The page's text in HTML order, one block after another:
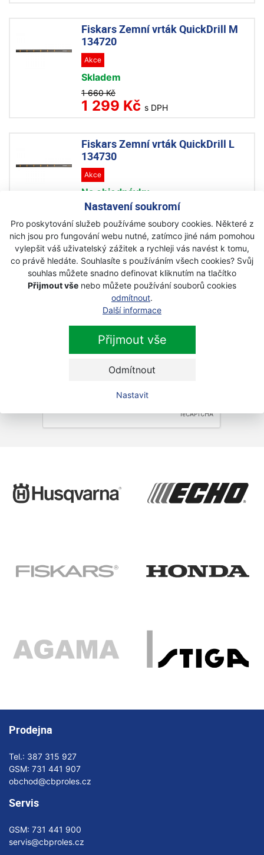
Nastavení soukromí
Pro poskytování služeb používáme soubory cookies. Některé z
nich jsou pro fungování webu nutné, zatímco jiné nám pomohou
vylepšit váš uživatelský zážitek a rychleji vás navést k tomu,
co právě hledáte. Souhlasíte s používáním všech cookies? Svůj
souhlas můžete snadno definovat kliknutím na tlačítko
Přijmout vše nebo můžete používání souborů cookies
odmítnout.
Další informace
Přijmout vše
Odmítnout
Nastavit
Fiskars Zemní vrták QuickDrill M
134720
Akce
Skladem
1 660 Kč
1 299 Kč s DPH
Fiskars Zemní vrták QuickDrill L
134730
Akce
Na objednávku
1 790 Kč
1 420 Kč s DPH
Přihlaste se k odběru novinek
Zaškrtnutím souhlasím se zpracováním osobních
Prodejna
Tel.: 387 315 927
GSM: 731 441 907
obchod@cbproles.cz
Servis
GSM: 731 441 900
servis@cbproles.cz